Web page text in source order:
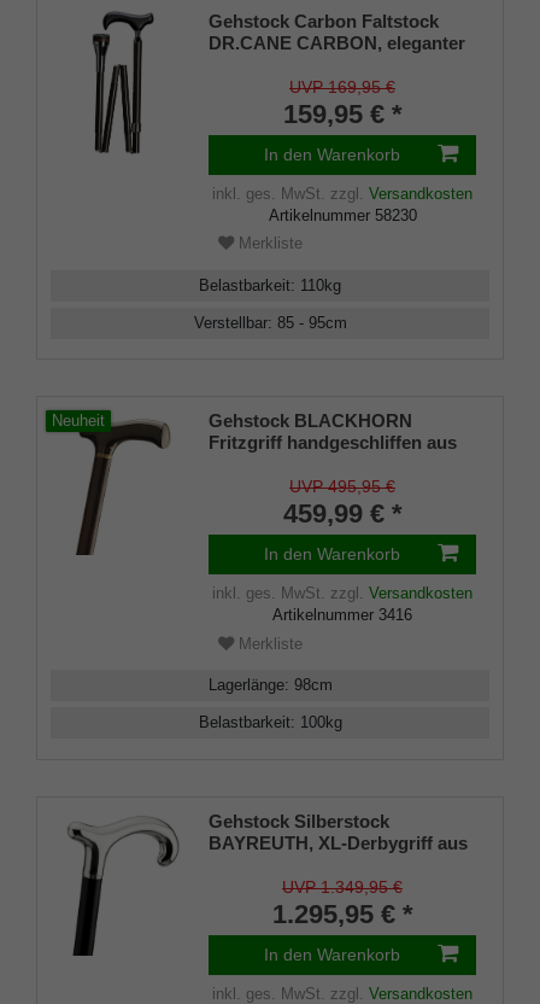
Gehstock Carbon Faltstock
DR.CANE CARBON, eleganter
Stock aus stabilem Carbon,
dezentes Karodesign,
höhenverstellbar, faltbar,
Spezial-Kreiselpuffer System,
Tasche
UVP 169,95 €
159,95 € *
In den Warenkorb
inkl. ges. MwSt. zzgl. Versandkosten
Artikelnummer 58230
Merkliste
Belastbarkeit: 110kg
Verstellbar: 85 - 95cm
Neuheit
Gehstock BLACKHORN
Fritzgriff handgeschliffen aus
auf edlem Ebenholz, Horn-
Design-Ring, inkl. Gummipuffer
UVP 495,95 €
459,99 € *
In den Warenkorb
inkl. ges. MwSt. zzgl. Versandkosten
Artikelnummer 3416
Merkliste
Lagerlänge: 98cm
Belastbarkeit: 100kg
Gehstock Silberstock
BAYREUTH, XL-Derbygriff aus
aus edlem, handpoliertem
Makassar-Ebenholz, inklusive
Gummipuffer.
UVP 1.349,95 €
1.295,95 € *
In den Warenkorb
inkl. ges. MwSt. zzgl. Versandkosten